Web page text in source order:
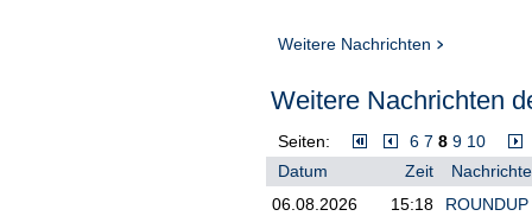
dass es in den nächsten
zuletzt es aus
Weitere Nachrichten
Weitere Nachrichten
Seiten: 6 7 8 9 10
Datum
Zeit
06.08.2026
15:18